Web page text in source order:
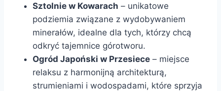
Sztolnie w Kowarach – unikatowe
podziemia związane z wydobywaniem
minerałów, idealne dla tych, którzy chcą
odkryć tajemnice górotworu.
Ogród Japoński w Przesiece – miejsce
relaksu z harmonijną architekturą,
strumieniami i wodospadami, które sprzyja